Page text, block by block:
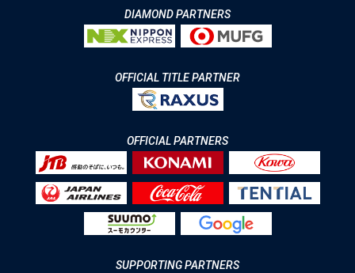
DIAMOND PARTNERS
OFFICIAL TITLE PARTNER
OFFICIAL PARTNERS
SUPPORTING PARTNERS